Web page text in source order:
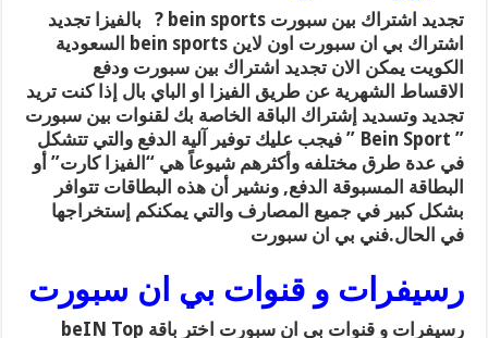
تجديد اشتراك بين سبورت bein sports ? بالفيزا تجديد
اشتراك بي ان سبورت اون لاين bein sports السعودية
الكويت يمكن الان تجديد اشتراك بين سبورت ودفع
الاقساط الشهرية عن طريق الفيزا او الباي بال إذا كنت تريد
تجديد وتسديد إشتراك الباقة الخاصة بك لقنوات بين سبورت
” Bein Sport ” فيجب عليك توفير آلية الدفع والتي تتشكل
في عدة طرق مختلفه وأكثرهم شيوعاً هي “الفيزا كارت” أو
البطاقة المسبوقة الدفع, ونشير أن هذه البطاقات تتوافر
بشكل كبير في جميع المصارف والتي يمكنكم إستخراجها
في الحال.فني بي ان سبورت
رسيفرات و قنوات بي ان سبورت
رسيفرات و قنوات بي ان سبورت اختر باقة beIN Top